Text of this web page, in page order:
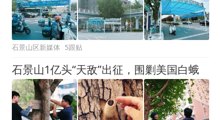
石景山区新媒体 5跟贴
石景山1亿头“天敌”出征，围剿美国白蛾